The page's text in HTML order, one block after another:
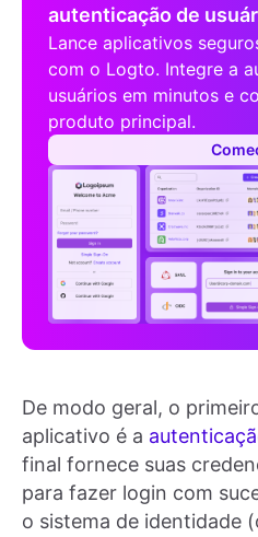
autenticação de
Lance aplicativos
com o Logto. Integre a
usuários em minutos e
produto principal.
De modo geral, o
aplicativo é a
final fornece suas
para fazer login com
o sistema de identidade